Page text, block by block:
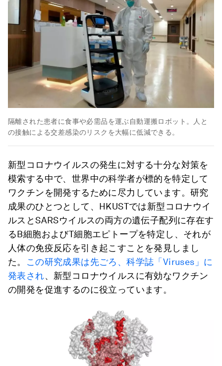
隔離された患者に食事や必需品を運ぶ自動運搬ロボット。人と
の接触による交差感染のリスクを大幅に低減できる。
新型コロナウイルスの発生に対する十分な対策を
模索する中で、世界中の科学者が標的を特定して
ワクチンを開発するために尽力しています。研究
成果のひとつとして、HKUSTでは新型コロナウイ
ルスとSARSウイルスの両方の遺伝子配列に存在す
るB細胞およびT細胞エピトープを特定し、それが
人体の免疫反応を引き起こすことを発見しまし
た。
この研究成果は先ごろ、科学誌「Viruses」に
発表され、新型コロナウイルスに有効なワクチン
の開発を促進するのに役立っています。